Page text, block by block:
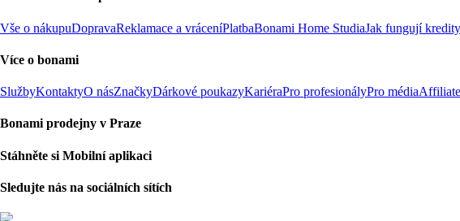
Vše o nákupuDopravaReklamace a vráceníPlatbaBonami Home StudiaJak fungují kredity
Více o bonami
SlužbyKontaktyO násZnačkyDárkové poukazyKariéraPro profesionályPro média
Bonami prodejny v Praze
Stáhněte si Mobilní aplikaci
Sledujte nás na sociálních sítích